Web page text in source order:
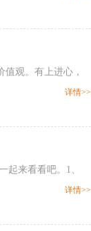
观。有上进心，
详情>>
起来看看吧。1、
详情>>